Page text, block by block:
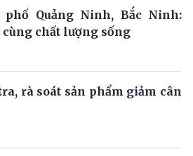
Quảng Ninh, Bắc Ninh:
chất lượng sống
rà soát sản phẩm giảm cân